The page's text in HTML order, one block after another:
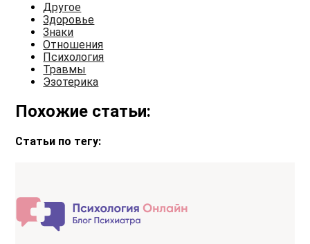
Другое
Здоровье
Знаки
Отношения
Психология
Травмы
Эзотерика
Похожие статьи:
Статьи по тегу: